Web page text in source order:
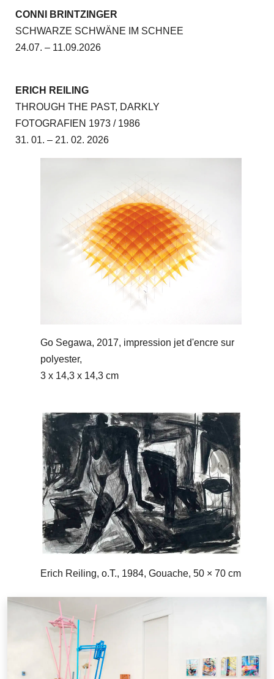
CONNI BRINTZINGER
SCHWARZE SCHWÄNE IM SCHNEE
24.07. – 11.09.2026
ERICH REILING
THROUGH THE PAST, DARKLY
FOTOGRAFIEN 1973 / 1986
31. 01. – 21. 02. 2026
Go Segawa, 2017, impression jet d'encre sur
polyester,
3 x 14,3 x 14,3 cm
Erich Reiling, o.T., 1984, Gouache, 50 × 70 cm